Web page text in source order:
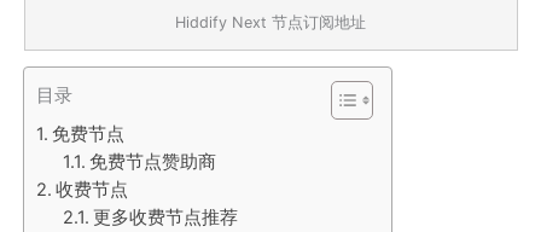
Hiddify Next 节点订阅地址
目录
免费节点
免费节点赞助商
收费节点
更多收费节点推荐